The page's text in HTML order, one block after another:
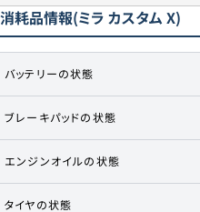
消耗品情報(ミラ カスタム X)
バッテリーの状態
ブレーキパッドの状態
エンジンオイルの状態
タイヤの状態